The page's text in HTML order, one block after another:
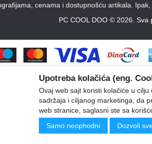
cenama i dostupnošću artikala.
PC COOL DOO © 2026. Sva
Upotreba kolačića (eng.
Ovaj web sajt koristi kolačiće u
sadržaja i ciljanog marketinga, da
web stranice, saglasni ste sa
Samo neophodni
Dozvoli